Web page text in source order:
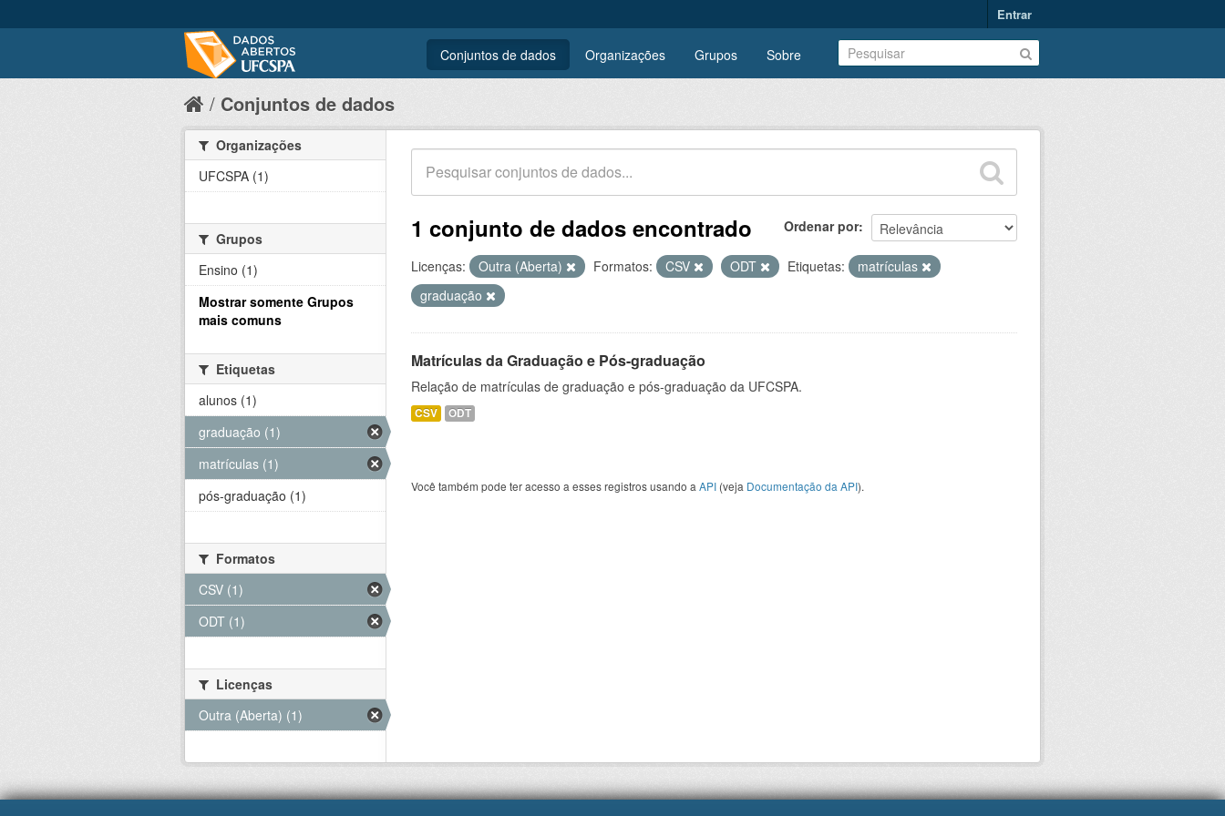
Entrar
Conjuntos de dados Organizações Grupos Sobre
Conjuntos de dados
Ordenar por
1 conjunto de dados encontrado
Licenças: Outra (Aberta) Formatos: CSV ODT Etiquetas:
matrículas
graduação
Matrículas da Graduação e Pós-graduação
Relação de matrículas de graduação e pós-graduação da UFCSPA.
CSV ODT
Você também pode ter acesso a esses registros usando a API (veja Documentação da API).
Organizações
UFCSPA (1)
Grupos
Ensino (1)
Mostrar somente Grupos
mais comuns
Etiquetas
alunos (1)
graduação (1)
matrículas (1)
pós-graduação (1)
Formatos
CSV (1)
ODT (1)
Licenças
Outra (Aberta) (1)